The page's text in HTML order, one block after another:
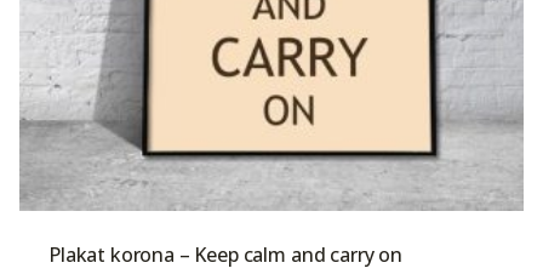
Plakat korona – Keep calm and carry on